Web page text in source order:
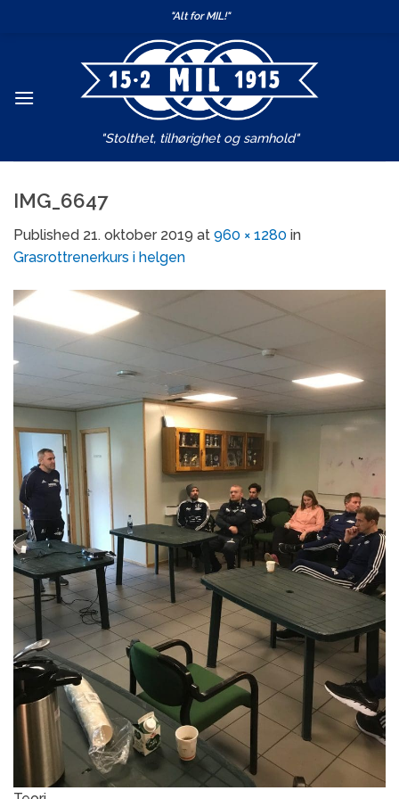
"Alt for MIL!"
"Stolthet, tilhørighet og samhold"
IMG_6647
Published 21. oktober 2019 at 960 × 1280 in
Grasrottrenerkurs i helgen